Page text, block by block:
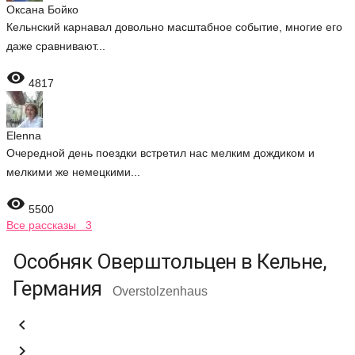
Оксана Бойко
Кельнский карнавал довольно масштабное событие, многие его
даже сравнивают...
 4817
Elenna
Очередной день поездки встретил нас мелким дождиком и
мелкими же немецкими...
 5500
Все рассказы 3
Особняк Оверштольцен в Кельне,
Германия
Overstolzenhaus

